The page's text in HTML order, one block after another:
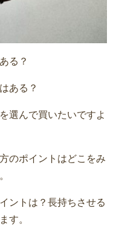
る？
ある？
選んで買いたいですよ
のポイントはどこをみ
ントは？長持ちさせる
す。